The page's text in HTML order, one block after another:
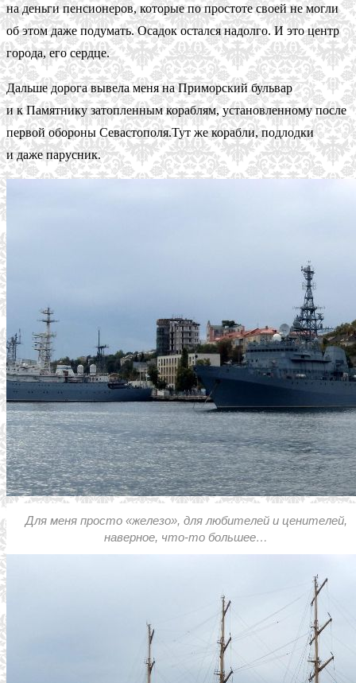
на деньги пенсионеров, которые по простоте своей не могли
об этом даже подумать. Осадок остался надолго. И это центр
города, его сердце.
Дальше дорога вывела меня на Приморский бульвар
и к Памятнику затопленным кораблям, установленному после
первой обороны Севастополя.Тут же корабли, подлодки
и даже парусник.
Для меня просто «железо», для любителей и ценителей,
наверное, что-то большее…